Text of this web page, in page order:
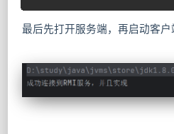
最后先打开服务端，再启动客